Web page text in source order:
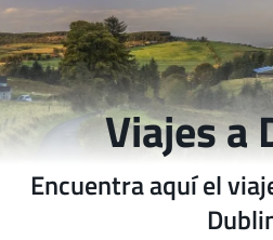
Viajes a
Encuentra aquí el